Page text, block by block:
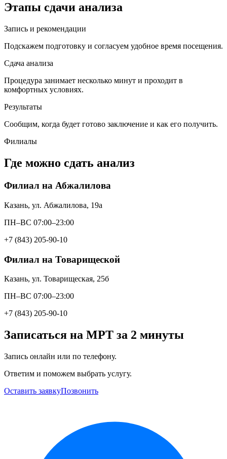
Этапы сдачи анализа
Запись и рекомендации
Подскажем подготовку и согласуем удобное время посещения.
Сдача анализа
Процедура занимает несколько минут и проходит в
комфортных условиях.
Результаты
Сообщим, когда будет готово заключение и как его получить.
Филиалы
Где можно сдать анализ
Филиал на Абжалилова
Казань, ул. Абжалилова, 19а
ПН–ВС 07:00–23:00
+7 (843) 205-90-10
Филиал на Товарищеской
Казань, ул. Товарищеская, 25б
ПН–ВС 07:00–23:00
+7 (843) 205-90-10
Записаться на МРТ за 2 минуты
Запись онлайн или по телефону.
Ответим и поможем выбрать услугу.
Оставить заявкуПозвонить